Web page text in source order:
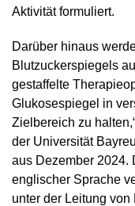
Aktivität formuliert.
Darüber hinaus
Blutzuckerspiegels
gestaffelte
Glukosespiegel in
Zielbereich zu
der Universität
aus Dezember 2024.
englischer Sprache
unter der Leitung von